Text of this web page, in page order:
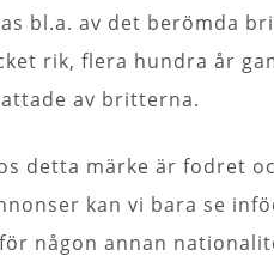
bl.a. av det berömda
rik, flera hundra år
av britterna.
detta märke är fodret
kan vi bara se
någon annan